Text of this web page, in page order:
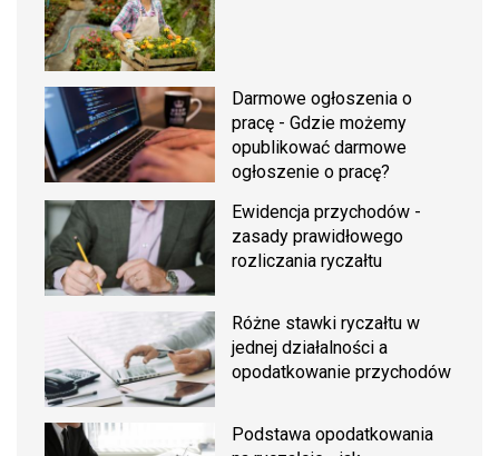
Darmowe ogłoszenia o
pracę - Gdzie możemy
opublikować darmowe
ogłoszenie o pracę?
Ewidencja przychodów -
zasady prawidłowego
rozliczania ryczałtu
Różne stawki ryczałtu w
jednej działalności a
opodatkowanie przychodów
Podstawa opodatkowania